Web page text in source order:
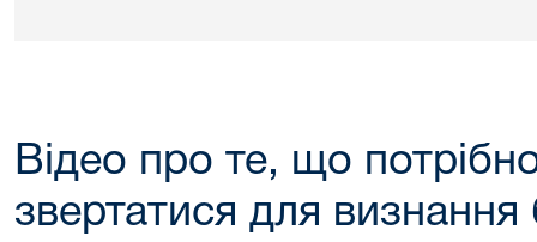
Відео про те, що
звертатися для визнання